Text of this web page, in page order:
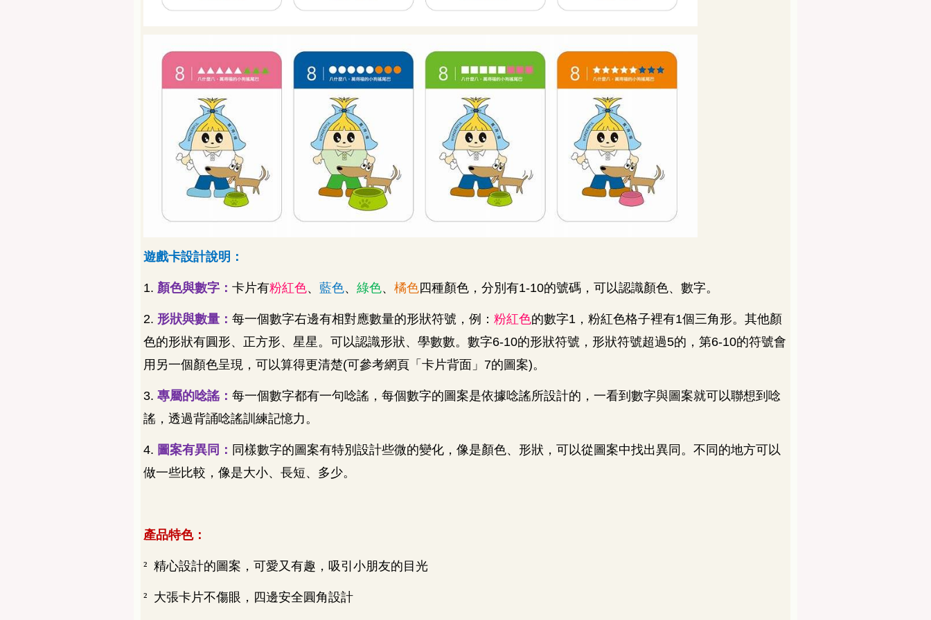
遊戲卡設計說明：
1. 顏色與數字： 卡片有粉紅色、 藍色、 綠色、 橘色四種顏色，分別有1-10的號碼，可以認識顏色、數字。
2. 形狀與數量： 每一個數字右邊有相對應數量的形狀符號，例： 粉紅色的數字1 ，粉紅色格子裡有1個三角形。其他顏
色的形狀有圓形、正方形、星星。可以認識形狀、學數數。數字6-10的形狀符號，形狀符號超過5的，第6-10的符號會
用另一個顏色呈現，可以算得更清楚(可參考網頁「卡片背面」 7的圖案)。
3. 專屬的唸謠： 每一個數字都有一句唸謠，每個數字的圖案是依據唸謠所設計的，一看到數字與圖案就可以聯想到唸
謠，透過背誦唸謠訓練記憶力。
4. 圖案有異同： 同樣數字的圖案有特別設計些微的變化，像是顏色、形狀，可以從圖案中找出異同。不同的地方可以
做一些比較，像是大小、長短、多少。
產品特色：
² 精心設計的圖案，可愛又有趣，吸引小朋友的目光
² 大張卡片不傷眼，四邊安全圓角設計